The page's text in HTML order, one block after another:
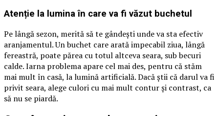
Atenție la lumina în care va fi văzut buchetul
Pe lângă sezon, merită să te gândești unde va sta efectiv
aranjamentul. Un buchet care arată impecabil ziua, lângă
fereastră, poate părea cu totul altceva seara, sub becuri
calde. Iarna problema apare cel mai des, pentru că stăm
mai mult în casă, la lumină artificială. Dacă știi că darul va fi
privit seara, alege culori cu mai mult contur și contrast, ca
să nu se piardă.